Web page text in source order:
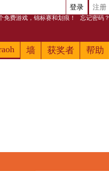
墙 获奖者 帮助
登录 注册
免费游戏，锦标赛和划痕！ 忘记密码？